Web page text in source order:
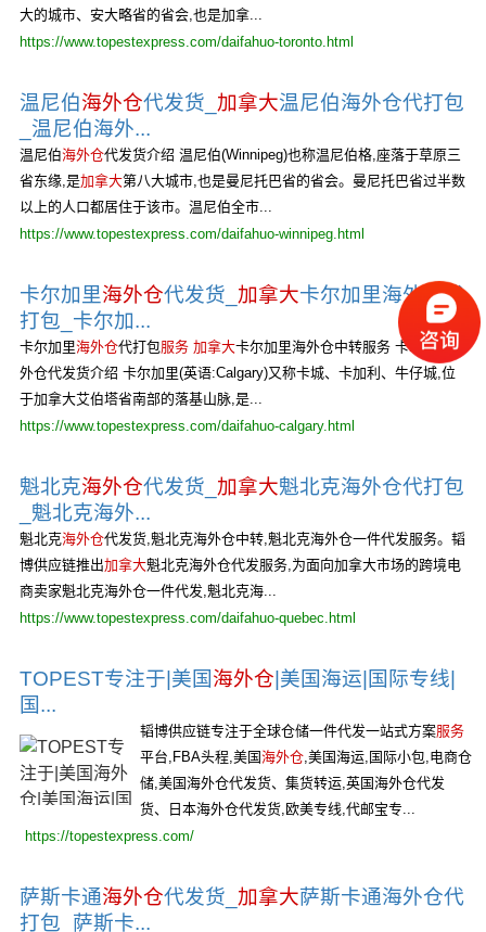
大的城市、安大略省的省会,也是加拿...
https://www.topestexpress.com/daifahuo-toronto.html
温尼伯海外仓代发货_ 加拿大温尼伯海外仓代打包
_温尼伯海外...
温尼伯海外仓代发货介绍 温尼伯(Winnipeg)也称温尼伯格,座落于草原三
省东缘,是加拿大第八大城市,也是曼尼托巴省的省会。曼尼托巴省过半数
以上的人口都居住于该市。温尼伯全市...
https://www.topestexpress.com/daifahuo-winnipeg.html
卡尔加里海外仓代发货_ 加拿大卡尔加里海外仓代
打包_卡尔加...
卡尔加里海外仓代打包服务 加拿大卡尔加里海外仓中转服务 卡尔加里海
外仓代发货介绍 卡尔加里(英语:Calgary)又称卡城、卡加利、牛仔城,位
于加拿大艾伯塔省南部的落基山脉,是...
https://www.topestexpress.com/daifahuo-calgary.html
魁北克海外仓代发货_ 加拿大魁北克海外仓代打包
_魁北克海外...
魁北克海外仓代发货,魁北克海外仓中转,魁北克海外仓一件代发服务。韬
博供应链推出加拿大魁北克海外仓代发服务,为面向加拿大市场的跨境电
商卖家魁北克海外仓一件代发,魁北克海...
https://www.topestexpress.com/daifahuo-quebec.html
TOPEST专注于|美国海外仓 |美国海运|国际专线|
国...
韬博供应链专注于全球仓储一件代发一站式方案服务
平台,FBA头程,美国海外仓,美国海运,国际小包,电商仓
储,美国海外仓代发货、集货转运,英国海外仓代发
货、日本海外仓代发货,欧美专线,代邮宝专...
https://topestexpress.com/
萨斯卡通海外仓代发货_ 加拿大萨斯卡通海外仓代
打包_萨斯卡...